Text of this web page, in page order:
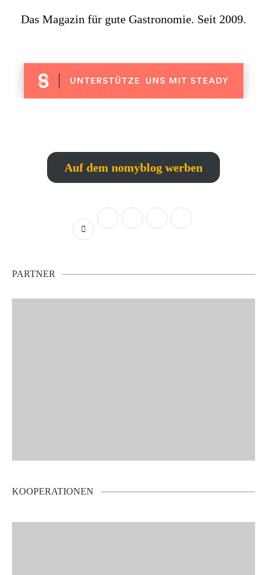
Das Magazin für gute Gastronomie. Seit 2009.
Auf dem nomyblog werben
PARTNER
KOOPERATIONEN